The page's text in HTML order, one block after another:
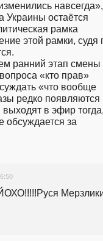
Украины остаётся
рамка
этой рамки, судя
ранний этап смены
«кто прав»
«что вообще
редко появляются
в эфир
обсуждается за